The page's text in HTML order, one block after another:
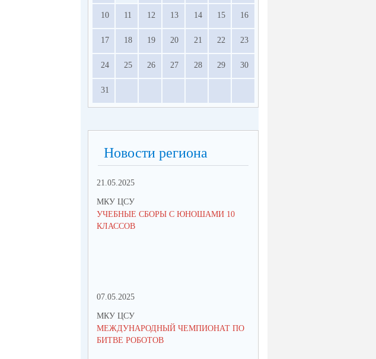
10 11 12 13 14 15 16
17 18 19 20 21 22 23
24 25 26 27 28 29 30
31
Новости региона
21.05.2025
МКУ ЦСУ
УЧЕБНЫЕ СБОРЫ С ЮНОШАМИ 10
КЛАССОВ
07.05.2025
МКУ ЦСУ
МЕЖДУНАРОДНЫЙ ЧЕМПИОНАТ ПО
БИТВЕ РОБОТОВ